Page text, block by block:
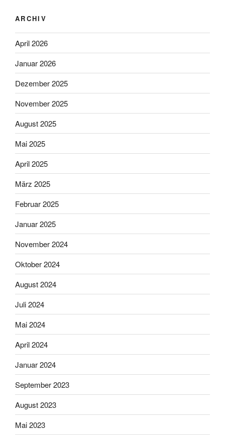
ARCHIV
April 2026
Januar 2026
Dezember 2025
November 2025
August 2025
Mai 2025
April 2025
März 2025
Februar 2025
Januar 2025
November 2024
Oktober 2024
August 2024
Juli 2024
Mai 2024
April 2024
Januar 2024
September 2023
August 2023
Mai 2023